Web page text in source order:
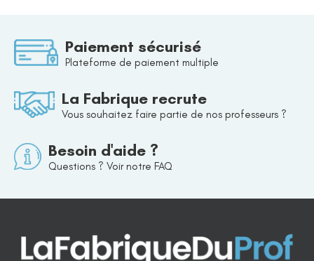
Paiement sécurisé
Plateforme de paiement multiple
La Fabrique recrute
Vous souhaitez faire partie de nos professeurs ?
Besoin d'aide ?
Questions ? Voir notre FAQ